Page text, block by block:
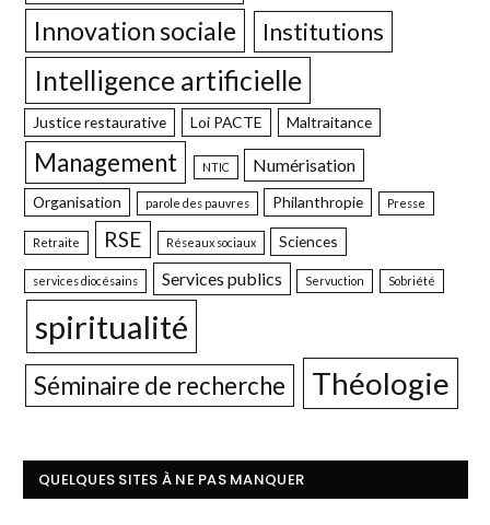
Innovation sociale Institutions
Intelligence artificielle
Justice restaurative Loi PACTE Maltraitance
Management NTIC Numérisation
Organisation parole des pauvres Philanthropie Presse
Retraite RSE Réseaux sociaux Sciences
services diocésains Services publics Servuction Sobriété
spiritualité
Séminaire de recherche Théologie
QUELQUES SITES À NE PAS MANQUER